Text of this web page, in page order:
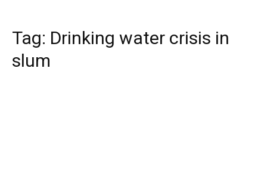
Tag: Drinking water crisis in
slum